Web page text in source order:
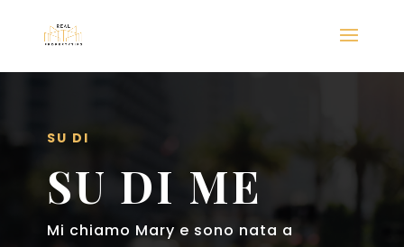
SU DI
SU DI ME
Mi chiamo Mary e sono nata a